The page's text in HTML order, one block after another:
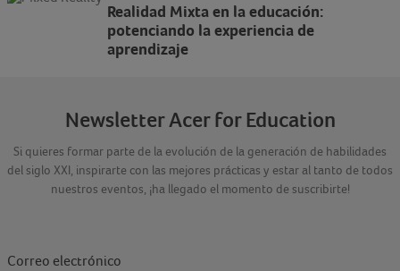
Realidad Mixta en la educación:
potenciando la experiencia de
aprendizaje
Newsletter Acer for Education
Si quieres formar parte de la evolución de la generación de habilidades
del siglo XXI, inspirarte con las mejores prácticas y estar al tanto de todos
nuestros eventos, ¡ha llegado el momento de suscribirte!